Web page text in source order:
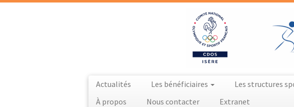
Actualités Les bénéficiaires Les structures
À propos
Nous contacter Extranet